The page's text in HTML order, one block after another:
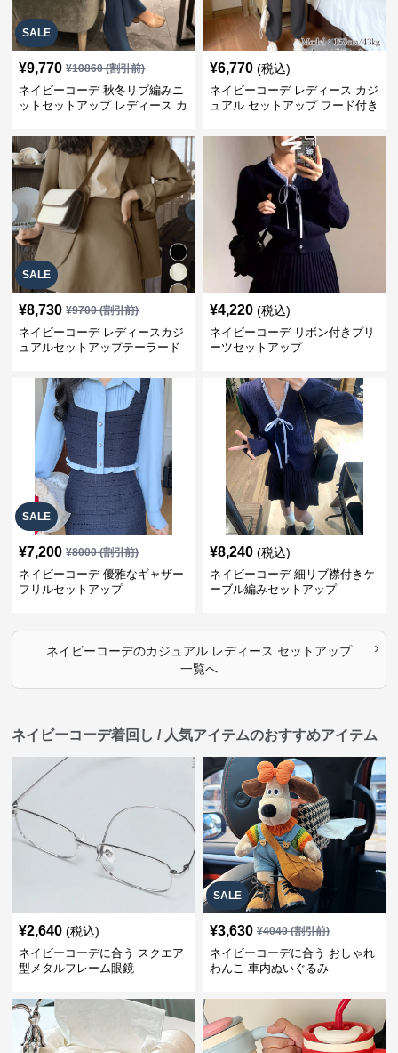
SALE
¥9,770 ¥10860(割引前)
ネイビーコーデ 秋冬リブ編みニ
ットセットアップ レディース カ
¥6,770 (税込)
ネイビーコーデ レディース カジ
ュアル セットアップ フード付き
SALE
¥8,730 ¥9700(割引前)
ネイビーコーデ レディースカジ
ュアルセットアップテーラード
¥4,220 (税込)
ネイビーコーデ リボン付きプリ
ーツセットアップ
SALE
¥7,200 ¥8000(割引前)
ネイビーコーデ 優雅なギャザー
フリルセットアップ
¥8,240 (税込)
ネイビーコーデ 細リブ襟付きケ
ーブル編みセットアップ
ネイビーコーデのカジュアル レディース セットアップ
一覧へ
›
ネイビーコーデ着回し / 人気アイテムのおすすめアイテム
¥2,640 (税込)
ネイビーコーデに合う スクエア
型メタルフレーム眼鏡
SALE
¥3,630 ¥4040(割引前)
ネイビーコーデに合う おしゃれ
わんこ 車内ぬいぐるみ